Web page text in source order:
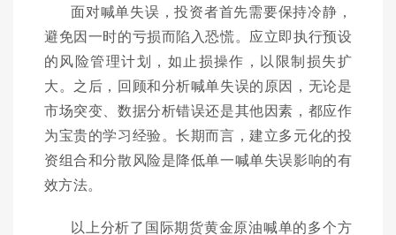
面对喊单失误，投资者首先需要保持冷静，
避免因一时的亏损而陷入恐慌。应立即执行预设
的风险管理计划，如止损操作，以限制损失扩
大。之后，回顾和分析喊单失误的原因，无论是
市场突变、数据分析错误还是其他因素，都应作
为宝贵的学习经验。长期而言，建立多元化的投
资组合和分散风险是降低单一喊单失误影响的有
效方法。
以上分析了国际期货黄金原油喊单的多个方